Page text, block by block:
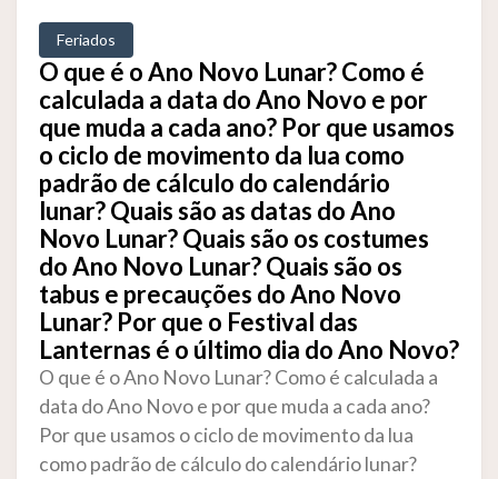
Feriados
O que é o Ano Novo Lunar? Como é
calculada a data do Ano Novo e por
que muda a cada ano? Por que usamos
o ciclo de movimento da lua como
padrão de cálculo do calendário
lunar? Quais são as datas do Ano
Novo Lunar? Quais são os costumes
do Ano Novo Lunar? Quais são os
tabus e precauções do Ano Novo
Lunar? Por que o Festival das
Lanternas é o último dia do Ano Novo?
O que é o Ano Novo Lunar? Como é calculada a
data do Ano Novo e por que muda a cada ano?
Por que usamos o ciclo de movimento da lua
como padrão de cálculo do calendário lunar?